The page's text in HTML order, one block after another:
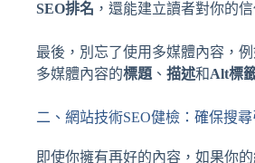
SEO排名 ，還能建立讀者對你的信
最後，別忘了使用多媒體內容，
多媒體內容的標題 、 描述和Alt標
二、網站技術SEO健檢：確保搜
即使你擁有再好的內容，如果你